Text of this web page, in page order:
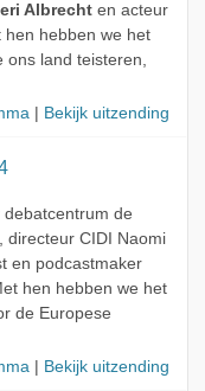
Albrechten acteur
hen hebben we het
ons land teisteren,
Bekijk uitzending
de
directeur CIDI Naomi
en podcastmaker
hen hebben we het
de Europese
Bekijk uitzending